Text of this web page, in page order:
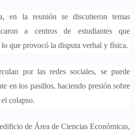
en la reunión se discutieron temas
a centros de estudiantes que
que provocó la disputa verbal y física.
por las redes sociales, se puede
en los pasillos, haciendo presión sobre
colapso.
de Área de Ciencias Económicas,